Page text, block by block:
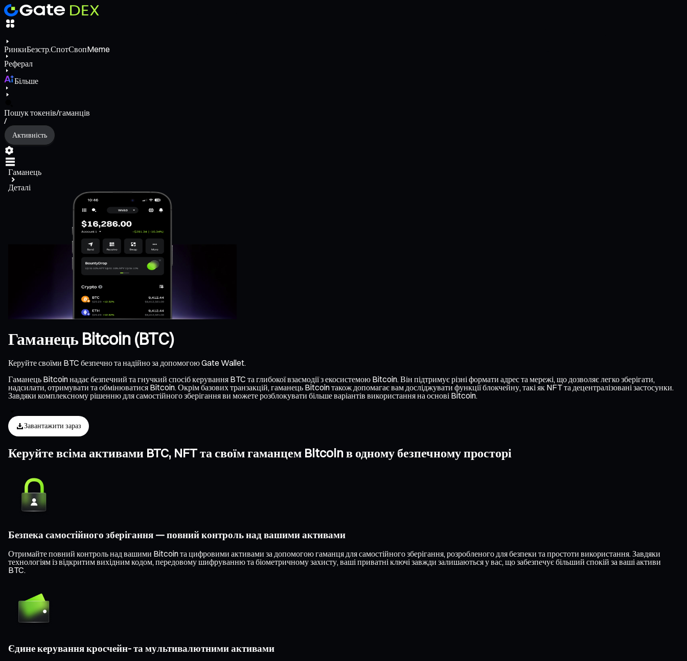
РинкиБезстр.СпотСвопMeme
Реферал
Більше
Пошук токенів/гаманців
/
Активність
Гаманець
Деталі
Гаманець Bitcoin (BTC)
Керуйте своїми BTC безпечно та надійно за допомогою Gate Wallet.
Гаманець Bitcoin надає безпечний та гнучкий спосіб керування BTC та глибокої взаємодії з екосистемою Bitcoin. Він підтримує різні формати адрес та мережі, що дозволяє легко зберігати,
надсилати, отримувати та обмінюватися Bitcoin. Окрім базових транзакцій, гаманець Bitcoin також допомагає вам досліджувати функції блокчейну, такі як NFT та децентралізовані застосунки.
Завдяки комплексному рішенню для самостійного зберігання ви можете розблокувати більше варіантів використання на основі Bitcoin.
Завантажити зараз
Керуйте всіма активами BTC, NFT та своїм гаманцем Bitcoin в одному безпечному просторі
Безпека самостійного зберігання — повний контроль над вашими активами
Отримайте повний контроль над вашими Bitcoin та цифровими активами за допомогою гаманця для самостійного зберігання, розробленого для безпеки та простоти використання. Завдяки
технологіям із відкритим вихідним кодом, передовому шифруванню та біометричному захисту, ваші приватні ключі завжди залишаються у вас, що забезпечує більший спокій за ваші активи
BTC.
Єдине керування кросчейн- та мультивалютними активами